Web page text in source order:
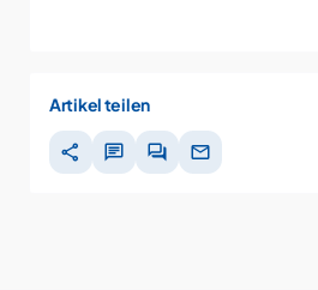
Artikel teilen
share chat forum mail